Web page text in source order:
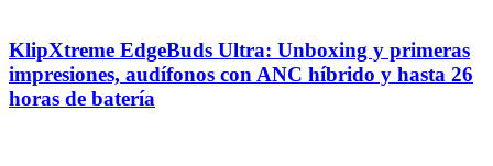
KlipXtreme EdgeBuds Ultra: Unboxing y primeras
impresiones, audífonos con ANC híbrido y hasta 26
horas de batería